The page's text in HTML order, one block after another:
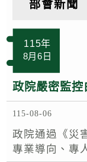
部會新聞
115年
8月6日
115-08-06
政院通過《災
專業導向、專